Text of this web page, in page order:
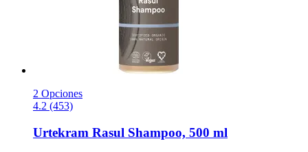
2 Opciones
4.2 (453)
Urtekram Rasul Shampoo, 500 ml